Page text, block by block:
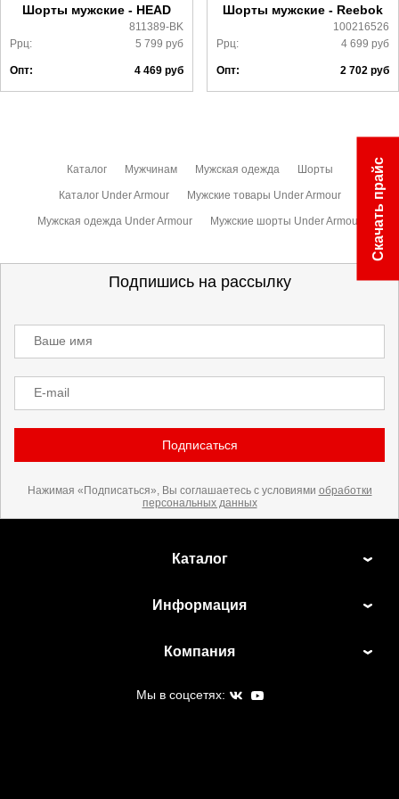
Шорты мужские - HEAD
811389-BK
Ррц:
5 799 руб
Опт: 4 469руб
Шорты мужские - Reebok
100216526
Ррц:
4 699 руб
Опт: 2 702 руб
Каталог Мужчинам Мужская одежда Шорты
Каталог Under Armour Мужские товары Under Armour
Мужская одежда Under Armour Мужские шорты Under Armour
Подпишись на рассылку
Ваше имя
E-mail
Подписаться
Нажимая «Подписаться», Вы соглашаетесь с условиями обработки
персональных данных
Каталог
Информация
Компания
Мы в соцсетях:
Скачать прайс